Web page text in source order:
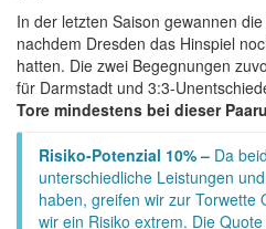
In der letzten Saison gewannen
nachdem Dresden das Hinspiel
hatten. Die zwei Begegnungen
für Darmstadt und 3:3-
Tore mindestens bei dieser
Risiko-Potenzial 10% – Da
unterschiedliche Leistungen
haben, greifen wir zur Torwette
wir ein Risiko extrem. Die